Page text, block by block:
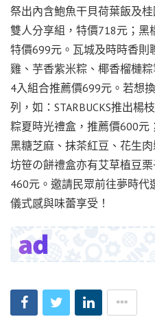
祭出內含鮑魚干貝荷葉飯及
雙人分享組，特價718元；黑
特價699元。瓦城及時時香則
雞、芋香紫米粽、椰香榴槤
4入組合推薦價699元。若想
列，如：STARBUCKS推出楊
粽夏時光禮盒，推薦價600元
黑糖芝麻、抹茶紅豆、花生
坊笹の餅禮盒亦有艾草植豆
460元。邀請民眾前往夢時
儀式感與味蕾享受！